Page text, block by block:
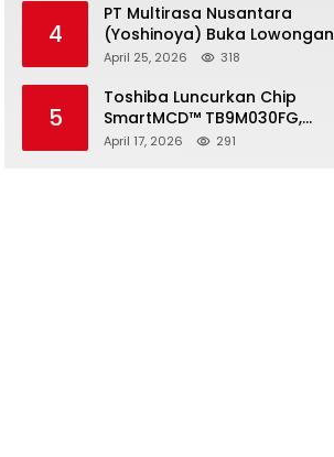
4
PT Multirasa Nusantara
(Yoshinoya) Buka Lowongan
Operator Warehouse 2026,
April 25, 2026 318
5
Toshiba Luncurkan Chip
SmartMCD™ TB9M030FG,
Solusi Motor Otomotif Tanpa
April 17, 2026 291